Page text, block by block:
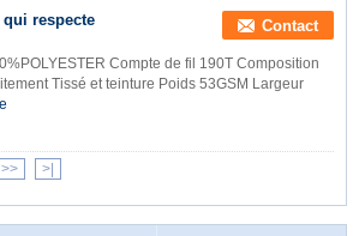
respecte
Contact
Compte de fil 190T Composition
Tissé et teinture Poids 53GSM Largeur
>> >|